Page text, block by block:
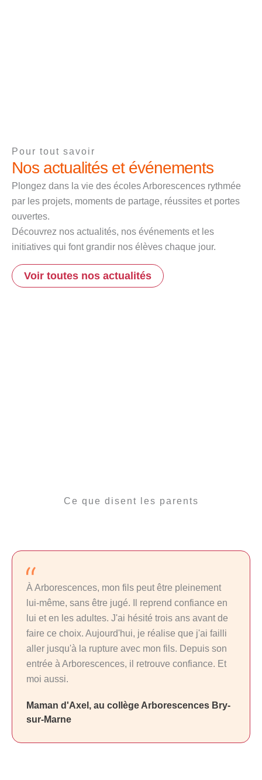
Pour tout savoir
Nos actualités et événements
Plongez dans la vie des écoles Arborescences rythmée
par les projets, moments de partage, réussites et portes
ouvertes.
Découvrez nos actualités, nos événements et les
initiatives qui font grandir nos élèves chaque jour.
Voir toutes nos actualités
Ce que disent les parents
À Arborescences, mon fils peut être pleinement
lui-même, sans être jugé. Il reprend confiance en
lui et en les adultes. J'ai hésité trois ans avant de
faire ce choix. Aujourd'hui, je réalise que j'ai failli
aller jusqu'à la rupture avec mon fils. Depuis son
entrée à Arborescences, il retrouve confiance. Et
moi aussi.
Maman d'Axel, au collège Arborescences Bry-
sur-Marne